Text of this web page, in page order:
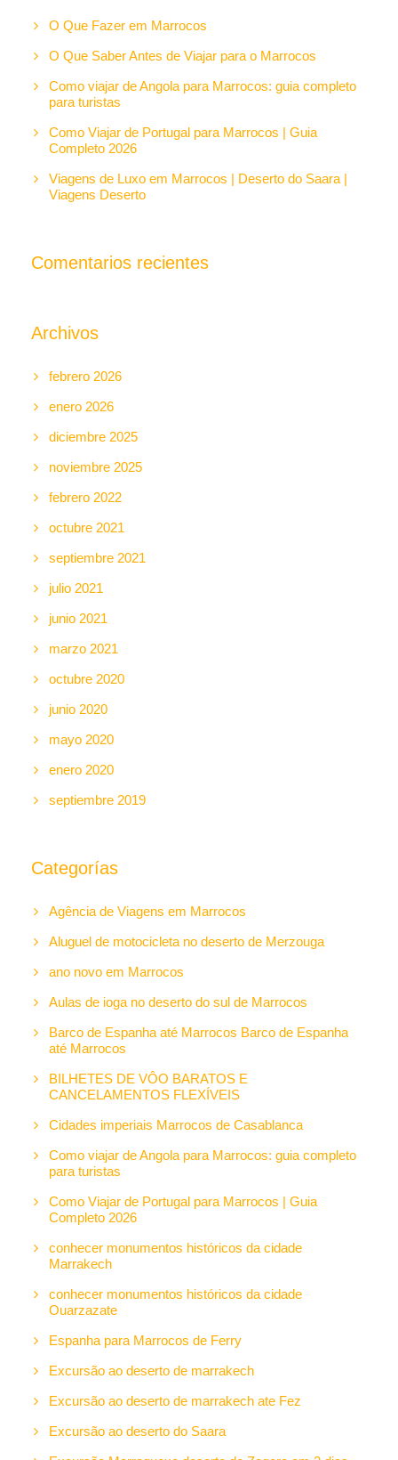
O Que Fazer em Marrocos
O Que Saber Antes de Viajar para o Marrocos
Como viajar de Angola para Marrocos: guia completo
para turistas
Como Viajar de Portugal para Marrocos | Guia
Completo 2026
Viagens de Luxo em Marrocos | Deserto do Saara |
Viagens Deserto
Comentarios recientes
Archivos
febrero 2026
enero 2026
diciembre 2025
noviembre 2025
febrero 2022
octubre 2021
septiembre 2021
julio 2021
junio 2021
marzo 2021
octubre 2020
junio 2020
mayo 2020
enero 2020
septiembre 2019
Categorías
Agência de Viagens em Marrocos
Aluguel de motocicleta no deserto de Merzouga
ano novo em Marrocos
Aulas de ioga no deserto do sul de Marrocos
Barco de Espanha até Marrocos Barco de Espanha
até Marrocos
BILHETES DE VÔO BARATOS E
CANCELAMENTOS FLEXÍVEIS
Cidades imperiais Marrocos de Casablanca
Como viajar de Angola para Marrocos: guia completo
para turistas
Como Viajar de Portugal para Marrocos | Guia
Completo 2026
conhecer monumentos históricos da cidade
Marrakech
conhecer monumentos históricos da cidade
Ouarzazate
Espanha para Marrocos de Ferry
Excursão ao deserto de marrakech
Excursão ao deserto de marrakech ate Fez
Excursão ao deserto do Saara